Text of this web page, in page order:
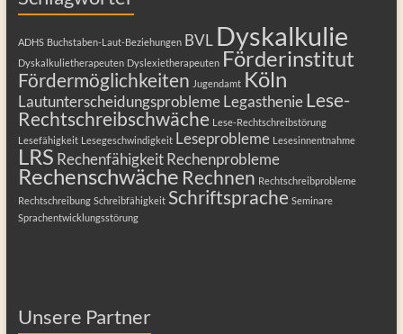
ADHS Buchstaben-Laut-Beziehungen BVL Dyskalkulie
Dyskalkulietherapeuten Dyslexietherapeuten Förderinstitut
Fördermöglichkeiten Jugendamt Köln
Lautunterscheidungsprobleme Legasthenie Lese-
Rechtschreibschwäche Lese-Rechtschreibstörung
Lesefähigkeit Lesegeschwindigkeit Leseprobleme Lesesinnentnahme
LRS Rechenfähigkeit Rechenprobleme
Rechenschwäche Rechnen Rechtschreibprobleme
Rechtschreibung Schreibfähigkeit Schriftsprache Seminare
Sprachentwicklungsstörung
Unsere Partner